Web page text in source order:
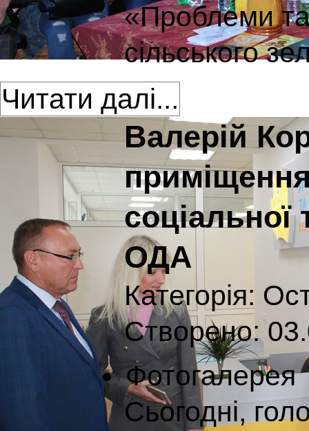
«Проблеми
сільського
Читати далі...
Валерій
соціальної
ОДА
Категорія:
Створено:
Фотогалерея
Сьогодні,